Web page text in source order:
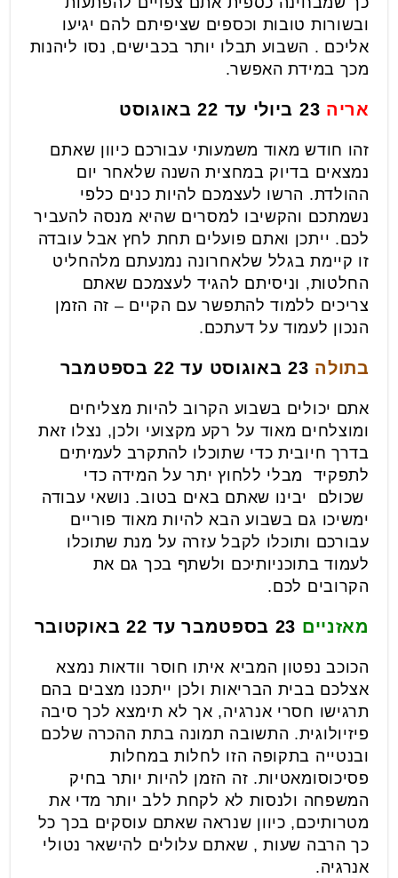
ובשורות טובות וכספים שציפיתם להם יגיעו
אליכם . השבוע תבלו יותר בכבישים, נסו ליהנות
מכך במידת האפשר.
אריה
זהו חודש מאוד משמעותי עבורכם כיוון שאתם
נמצאים בדיוק במחצית השנה שלאחר יום
ההולדת. הרשו לעצמכם להיות כנים כלפי
נשמתכם והקשיבו למסרים שהיא מנסה להעביר
לכם. ייתכן ואתם פועלים תחת לחץ אבל עובדה
זו קיימת בגלל שלאחרונה נמנעתם מלהחליט
החלטות, וניסיתם להגיד לעצמכם שאתם
צריכים ללמוד להתפשר עם הקיים – זה הזמן
הנכון לעמוד על דעתכם.
בתולה
אתם יכולים בשבוע הקרוב להיות מצליחים
ומוצלחים מאוד על רקע מקצועי ולכן, נצלו זאת
בדרך חיובית כדי שתוכלו להתקרב לעמיתים
לתפקיד מבלי ללחוץ יתר על המידה כדי
שכולם יבינו שאתם באים בטוב. נושאי עבודה
ימשיכו גם בשבוע הבא להיות מאוד פוריים
עבורכם ותוכלו לקבל עזרה על מנת שתוכלו
לעמוד בתוכניותיכם ולשתף בכך גם את
הקרובים לכם.
מאזניים
הכוכב נפטון המביא איתו חוסר וודאות נמצא
אצלכם בבית הבריאות ולכן ייתכנו מצבים בהם
תרגישו חסרי אנרגיה, אך לא תימצא לכך סיבה
פיזיולוגית. התשובה תמונה בתת ההכרה שלכם
ובנטייה בתקופה הזו לחלות במחלות
פסיכוסומאטיות. זה הזמן להיות יותר בחיק
המשפחה ולנסות לא לקחת ללב יותר מדי את
מטרותיכם, כיוון שנראה שאתם עוסקים בכך כל
כך הרבה שעות , שאתם עלולים להישאר נטולי
אנרגיה.